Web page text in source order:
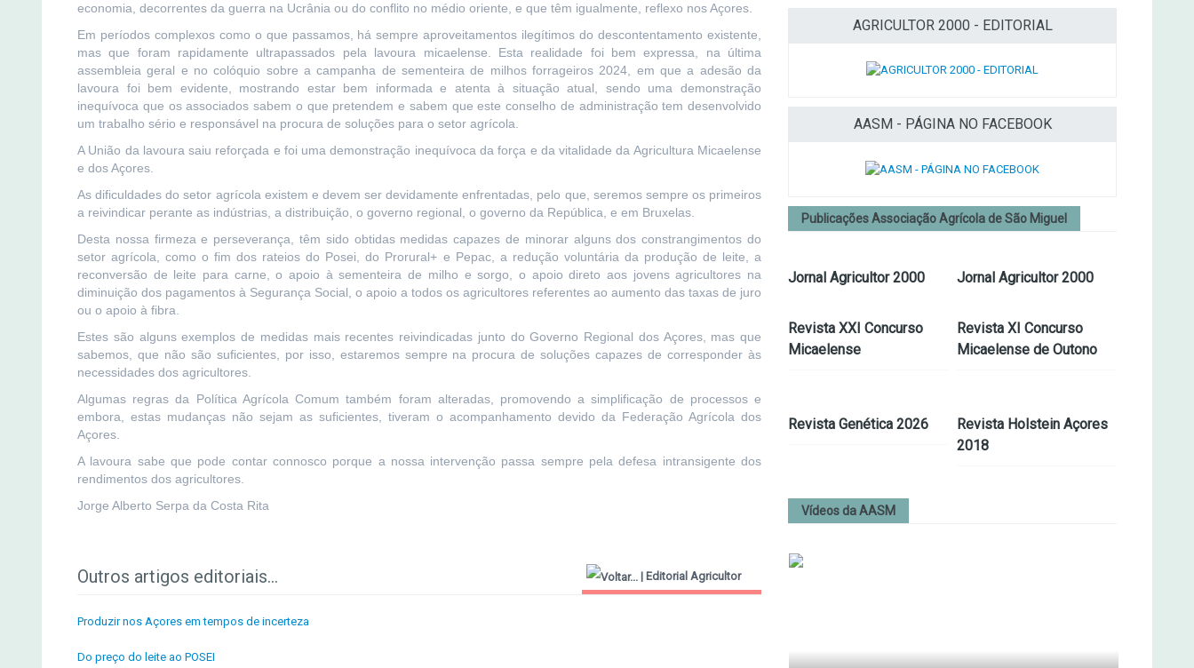
economia, decorrentes da guerra na Ucrânia ou do conflito no médio oriente, e que têm igualmente, reflexo nos Açores.
Em períodos complexos como o que passamos, há sempre aproveitamentos ilegítimos do descontentamento existente,
mas que foram rapidamente ultrapassados pela lavoura micaelense. Esta realidade foi bem expressa, na última
assembleia geral e no colóquio sobre a campanha de sementeira de milhos forrageiros 2024, em que a adesão da
lavoura foi bem evidente, mostrando estar bem informada e atenta à situação atual, sendo uma demonstração
inequívoca que os associados sabem o que pretendem e sabem que este conselho de administração tem desenvolvido
um trabalho sério e responsável na procura de soluções para o setor agrícola.
A União da lavoura saiu reforçada e foi uma demonstração inequívoca da força e da vitalidade da Agricultura Micaelense
e dos Açores.
As dificuldades do setor agrícola existem e devem ser devidamente enfrentadas, pelo que, seremos sempre os primeiros
a reivindicar perante as indústrias, a distribuição, o governo regional, o governo da República, e em Bruxelas.
Desta nossa firmeza e perseverança, têm sido obtidas medidas capazes de minorar alguns dos constrangimentos do
setor agrícola, como o fim dos rateios do Posei, do Prorural+ e Pepac, a redução voluntária da produção de leite, a
reconversão de leite para carne, o apoio à sementeira de milho e sorgo, o apoio direto aos jovens agricultores na
diminuição dos pagamentos à Segurança Social, o apoio a todos os agricultores referentes ao aumento das taxas de juro
ou o apoio à fibra.
Estes são alguns exemplos de medidas mais recentes reivindicadas junto do Governo Regional dos Açores, mas que
sabemos, que não são suficientes, por isso, estaremos sempre na procura de soluções capazes de corresponder às
necessidades dos agricultores.
Algumas regras da Política Agrícola Comum também foram alteradas, promovendo a simplificação de processos e
embora, estas mudanças não sejam as suficientes, tiveram o acompanhamento devido da Federação Agrícola dos
Açores.
A lavoura sabe que pode contar connosco porque a nossa intervenção passa sempre pela defesa intransigente dos
rendimentos dos agricultores.
Jorge Alberto Serpa da Costa Rita
Outros artigos editoriais... | Editorial Agricultor
Produzir nos Açores em tempos de incerteza
Do preço do leite ao POSEI
AGRICULTOR 2000 - EDITORIAL
AASM - PÁGINA NO FACEBOOK
Publicações Associação Agrícola de São Miguel
Jornal Agricultor 2000 Jornal Agricultor 2000
Revista XXI Concurso
Micaelense
Revista XI Concurso
Micaelense de Outono
Revista Genética 2026
Revista Holstein Açores
2018
Vídeos da AASM